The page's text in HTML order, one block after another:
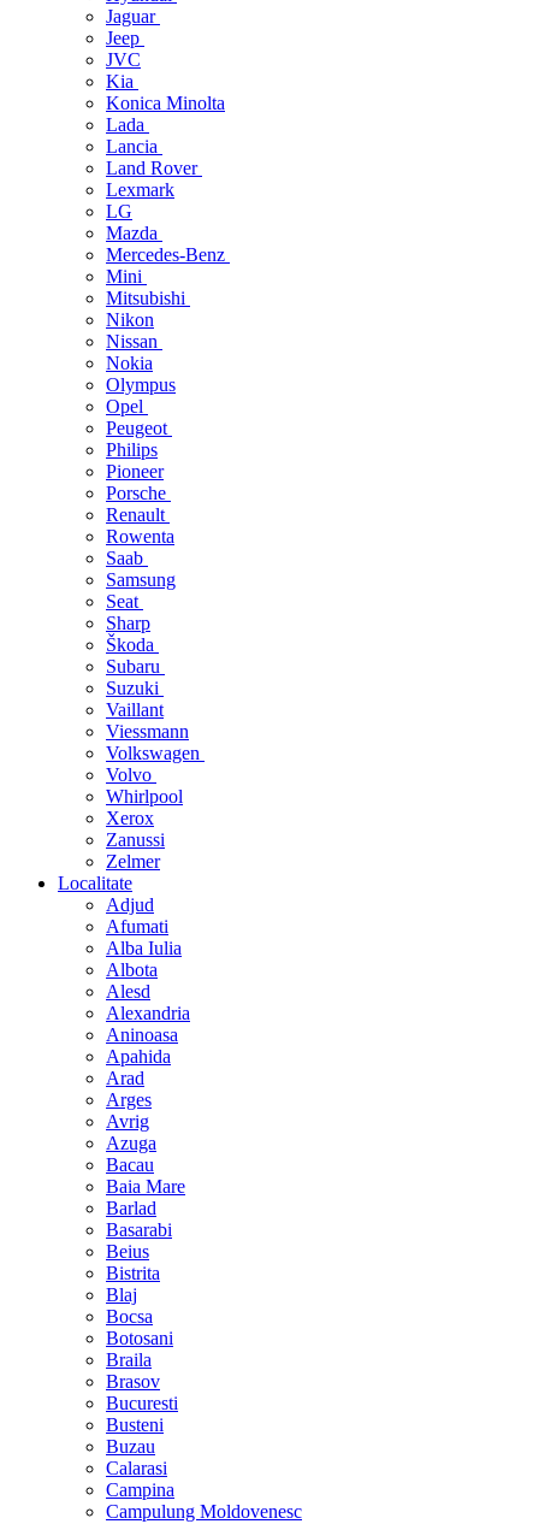
Jaguar
Jeep
JVC
Kia
Konica Minolta
Lada
Lancia
Land Rover
Lexmark
LG
Mazda
Mercedes-Benz
Mini
Mitsubishi
Nikon
Nissan
Nokia
Olympus
Opel
Peugeot
Philips
Pioneer
Porsche
Renault
Rowenta
Saab
Samsung
Seat
Sharp
Škoda
Subaru
Suzuki
Vaillant
Viessmann
Volkswagen
Volvo
Whirlpool
Xerox
Zanussi
Zelmer
Localitate
Adjud
Afumati
Alba Iulia
Albota
Alesd
Alexandria
Aninoasa
Apahida
Arad
Arges
Avrig
Azuga
Bacau
Baia Mare
Barlad
Basarabi
Beius
Bistrita
Blaj
Bocsa
Botosani
Braila
Brasov
Bucuresti
Busteni
Buzau
Calarasi
Campina
Campulung Moldovenesc